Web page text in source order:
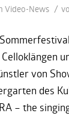
Video-News /
von
des
– the